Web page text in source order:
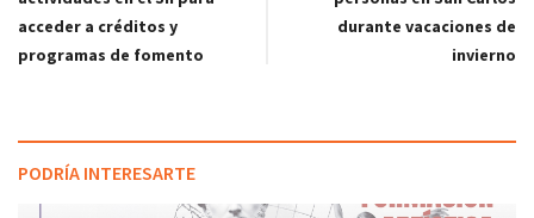
acceder a créditos y
programas de fomento
durante vacaciones de
invierno
PODRÍA INTERESARTE